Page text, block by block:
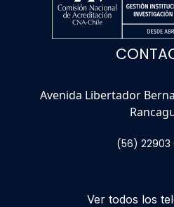
Avenida Libertador
(56) 22903
Ver todos los